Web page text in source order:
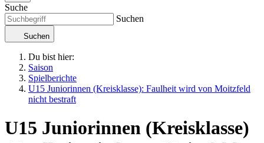
Suche
Suchen
Suchen
Du bist hier:
Saison
Spielberichte
U15 Juniorinnen (Kreisklasse): Faulheit wird von Moitzfeld
nicht bestraft
U15 Juniorinnen (Kreisklasse)